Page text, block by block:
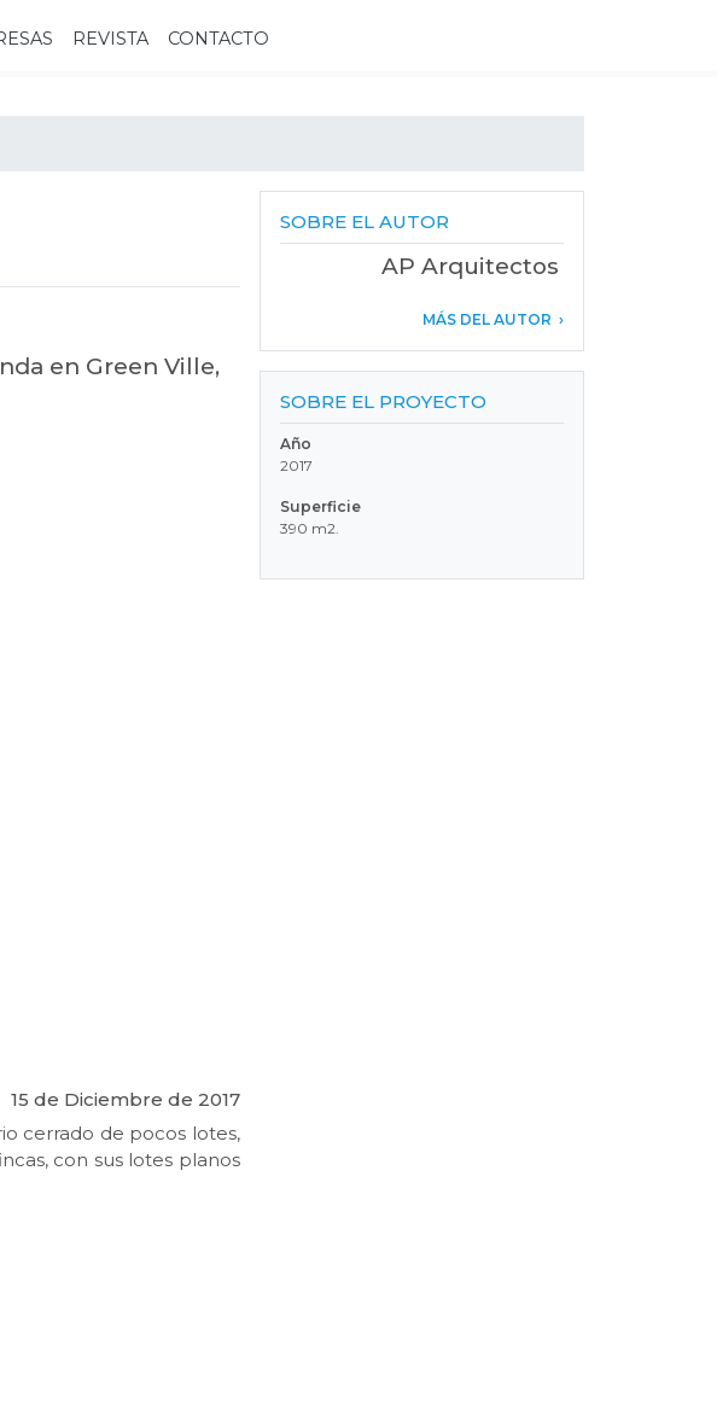
REVISTA CONTACTO
en Green Ville,
15 de Diciembre de 2017
cerrado de pocos lotes,
con sus lotes planos
SOBRE EL AUTOR
AP Arquitectos
MÁS DEL AUTOR
SOBRE EL PROYECTO
Año
2017
Superficie
390 m2.